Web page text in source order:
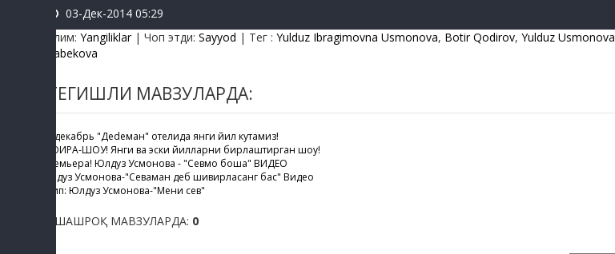
03-Дек-2014 05:29
Бўлим: Yangiliklar| Чоп этди: Sayyod | Тег : Yulduz Ibragimovna Usmonova, Botir Qodirov, Yulduz Usmonova
Otabekova
ТЕГИШЛИ МАВЗУЛАРДА:
31 декабрь "Деdеман" отелида янги йил кутамиз!
ШОИРА-ШОУ! Янги ва эски йилларни бирлаштирган шоу!
Премьера! Юлдуз Усмонова - "Севмоқ бошқа" ВИДЕО
Юлдуз Усмонова-"Севаман деб шивирласанг бас" Видео
Клип: Юлдуз Усмонова-"Мени сев"
ЎХШАШРОҚ МАВЗУЛАРДА: 0